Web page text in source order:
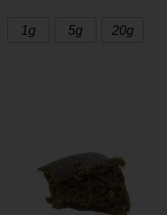
1g 5g 20g